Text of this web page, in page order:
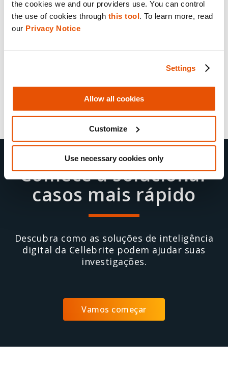
the cookies we and our providers use. You can control
the use of cookies through this tool. To learn more, read
our Privacy Notice
Settings
Allow all cookies
Customize
Use necessary cookies only
descobrir operações de roubo
de automóveis em todo o país
Comece a solucionar
casos mais rápido
Descubra como as soluções de inteligência
digital da Cellebrite podem ajudar suas
investigações.
Vamos começar